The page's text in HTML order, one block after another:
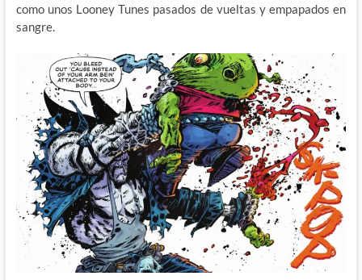
como unos Looney Tunes pasados de vueltas y empapados en
sangre.